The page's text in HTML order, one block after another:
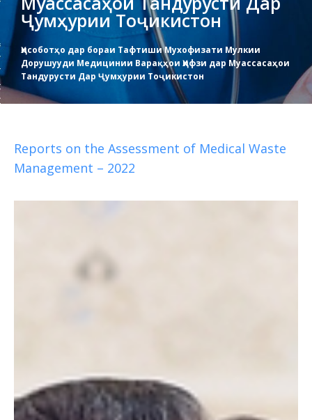
Ҷумҳурии Тоҷикистон
Ҳисоботҳо дар бораи Тафтиши Мухофизати Мулкии
Дорушууди Медицинии Варақҳои Ҳифзи дар Муассасаҳои
Тандурусти Дар Ҷумҳурии Тоҷикистон
Reports on the Assessment of Medical Waste
Management – 2022